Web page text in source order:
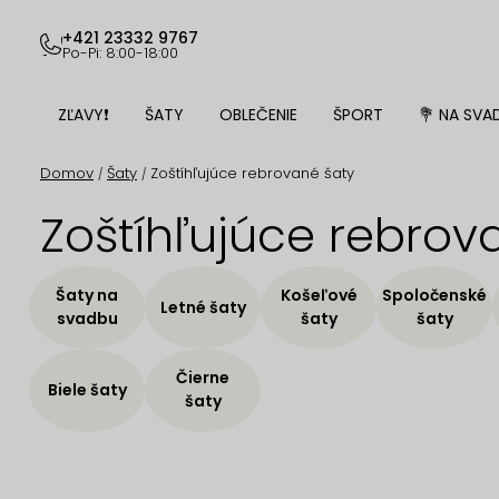
obsah
+421 23332 9767
Po-Pi: 8:00-18:00
ZĽAVY❗ ŠATY OBLEČENIE ŠPORT 💐 NA
Domov / Šaty / Zoštíhľujúce rebrované šaty
Zoštíhľujúce
Šaty na
svadbu
Letné šaty
Košeľové
šaty
Spoločenské
šaty
Biele šaty
Čierne
šaty